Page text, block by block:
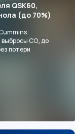
QSK60,
(до 70%)
CO₂ до
потери